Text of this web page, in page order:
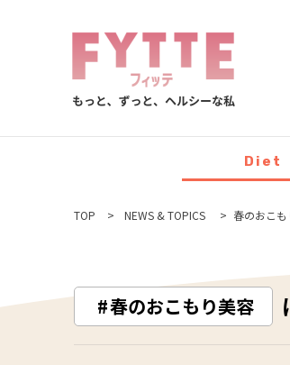
Diet
TOP NEWS & TOPICS 春のおこ
春のおこもり美容